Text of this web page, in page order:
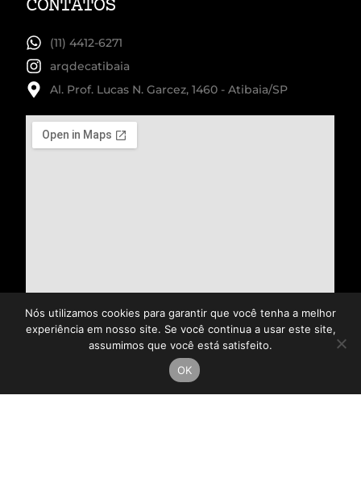
CONTATOS
(11) 4412-6271
arqdecatibaia
Al. Prof. Lucas N. Garcez, 1460 - Atibaia/SP
Nós utilizamos cookies para garantir que você tenha a melhor
experiência em nosso site. Se você continua a usar este site,
assumimos que você está satisfeito.
OK